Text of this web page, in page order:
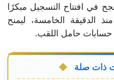
في افتتاح التسجيل مبكرًا
عن طريق Kai Havertz منذ الدقيقة الخامسة، ليمنح
حسابات حامل اللقب.
ذات صلة